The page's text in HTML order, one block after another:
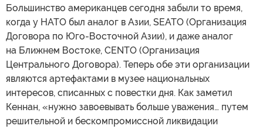
Большинство американцев сегодня забыли то время,
когда у НАТО был аналог в Азии, SEATO (Организация
Договора по Юго-Восточной Азии), и даже аналог
на Ближнем Востоке, CENTO (Организация
Центрального Договора). Теперь обе эти организации
являются артефактами в музее национальных
интересов, списанных с повестки дня. Как заметил
Кеннан, «нужно завоевывать больше уважения… путем
решительной и бескомпромиссной ликвидации